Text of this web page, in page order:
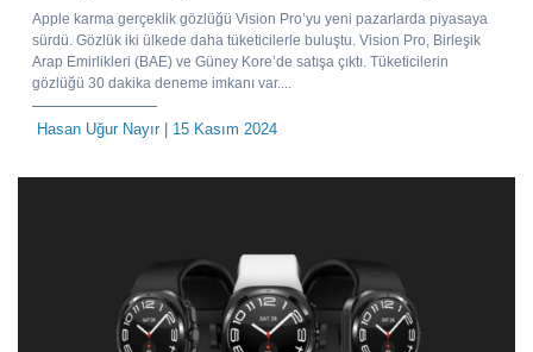
Apple karma gerçeklik gözlüğü Vision Pro’yu yeni pazarlarda piyasaya
sürdü. Gözlük iki ülkede daha tüketicilerle buluştu. Vision Pro, Birleşik
Arap Emirlikleri (BAE) ve Güney Kore’de satışa çıktı. Tüketicilerin
gözlüğü 30 dakika deneme imkanı var....
Hasan Uğur Nayır| 15 Kasım 2024